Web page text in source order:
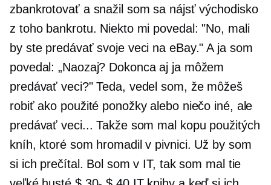
zbankrotovať a snažil som sa nájsť východisko
z toho bankrotu. Niekto mi povedal: "No, mali
by ste predávať svoje veci na eBay." A ja som
povedal: „Naozaj? Dokonca aj ja môžem
predávať veci?" Teda, vedel som, že môžeš
robiť ako použité ponožky alebo niečo iné, ale
predávať veci... Takže som mal kopu použitých
kníh, ktoré som hromadil v pivnici. Už by som
si ich prečítal. Bol som v IT, tak som mal tie